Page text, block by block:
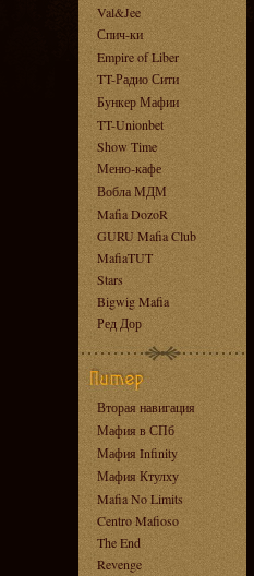
Val&Jee
Спич-ки
Empire of Liber
TT-Радио Сити
Бункер Мафии
TT-Unionbet
Show Time
Меню-кафе
Вобла МДМ
Mafia DozoR
GURU Mafia Club
MafiaTUT
Stars
Bigwig Mafia
Ред Дор
Вторая навигация
Мафия в СПб
Мафия Infinity
Мафия Ктулху
Mafia No Limits
Centro Mafioso
The End
Revenge